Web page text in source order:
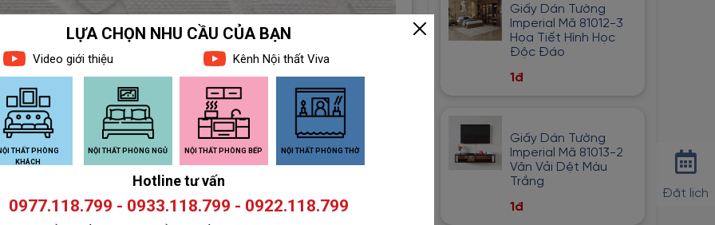
Giấy Dán Tường
Imperial Mã 81012-3
Họa Tiết Hình Học
Độc Đáo
1đ
Giấy Dán Tường
Imperial Mã 81013-2
Vân Vải Dệt Màu
Trắng
1đ
Đặt lịch